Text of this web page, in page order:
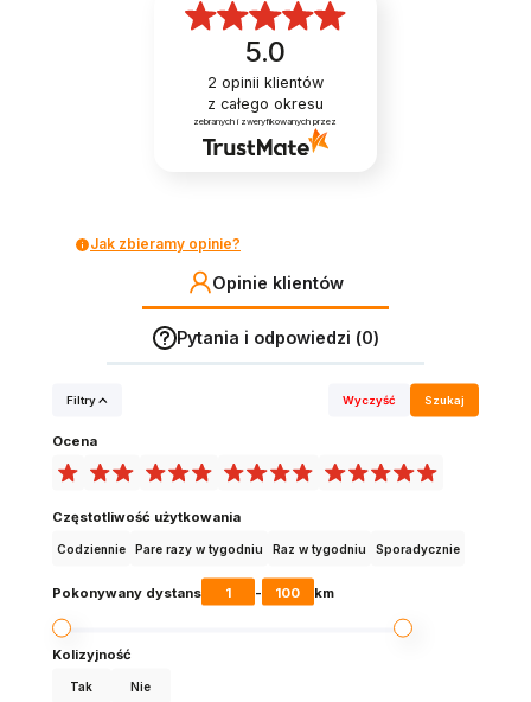
5.0
2 opinii klientów
z całego okresu
zebranych i zweryfikowanych przez
Jak zbieramy opinie?
Opinie klientów
Pytania i odpowiedzi (0)
Filtry Wyczyść Szukaj
Ocena
Częstotliwość użytkowania
Codziennie Pare razy w tygodniu Raz w tygodniu Sporadycznie
Pokonywany dystans 1 - 100 km
Kolizyjność
Tak Nie